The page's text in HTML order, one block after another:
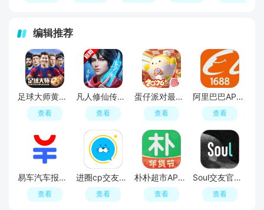
编辑推荐
足球大师黄金一代手游
查看
凡人修仙传人界篇手游2026最新版
查看
蛋仔派对最新版
查看
阿里巴巴APP2026官方版
查看
易车汽车报价APP官方正版
查看
进圈cp交友软件手机版
查看
朴朴超市APP最新版本
查看
Soul交友官方APP最新版
查看